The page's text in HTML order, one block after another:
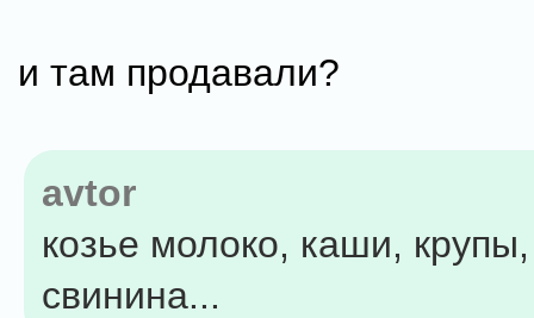
и там продавали?
avtor
козье молоко, каши,
свинина...